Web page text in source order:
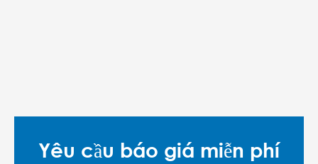
Yêu cầu báo giá miễn phí